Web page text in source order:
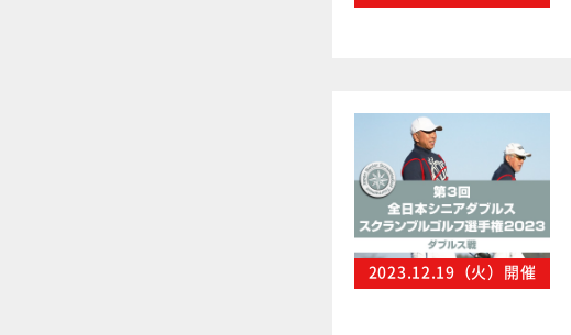
2023.12.19（火）開催